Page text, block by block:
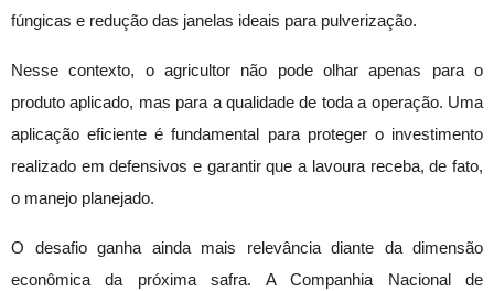
fúngicas e redução das janelas ideais para pulverização.
Nesse contexto, o agricultor não pode olhar apenas para o
produto aplicado, mas para a qualidade de toda a operação. Uma
aplicação eficiente é fundamental para proteger o investimento
realizado em defensivos e garantir que a lavoura receba, de fato,
o manejo planejado.
O desafio ganha ainda mais relevância diante da dimensão
econômica da próxima safra. A Companhia Nacional de